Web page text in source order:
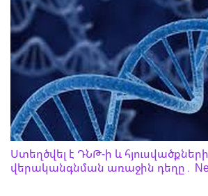
Ստեղծվել է ԴՆԹ-ի և հյուսվածքների
վերականգնման առաջին դեղը․